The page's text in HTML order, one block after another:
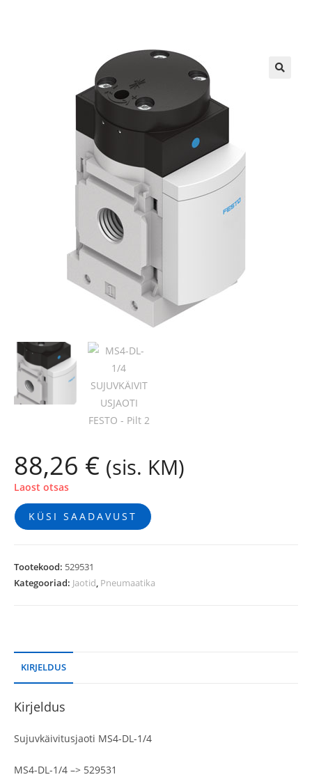
88,26 € (sis. KM)
Laost otsas
KÜSI SAADAVUST
Tootekood: 529531
Kategooriad: Jaotid, Pneumaatika
KIRJELDUS
Kirjeldus
Sujuvkäivitusjaoti MS4-DL-1/4
MS4-DL-1/4 –> 529531